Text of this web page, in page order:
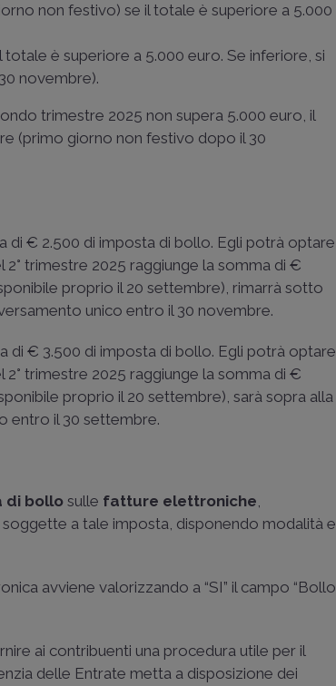
non festivo) se il totale è superiore a 5.000
è superiore a 5.000 euro. Se inferiore, si
novembre).
trimestre 2025 non supera 5.000 euro, il
(primo giorno non festivo dopo il 30
di € 2.500 di imposta di bollo. Egli potrà optare
trimestre 2025 raggiunge la somma di €
proprio il 20 settembre), rimarrà sotto
unico entro il 30 novembre.
di € 3.500 di imposta di bollo. Egli potrà optare
trimestre 2025 raggiunge la somma di €
proprio il 20 settembre), sarà sopra alla
entro il 30 settembre.
di bollosulle fatture elettroniche,
a tale imposta, disponendo modalità e
avviene valorizzando a “SI” il campo “Bollo
ai contribuenti una procedura utile per il
delle Entrate metta a disposizione dei